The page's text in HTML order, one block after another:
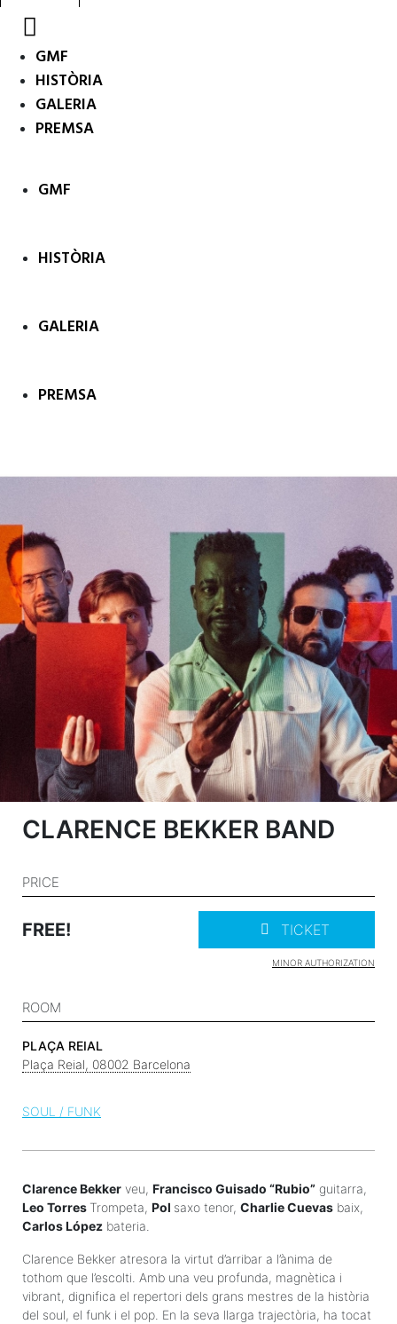
GMF
HISTÒRIA
GALERIA
PREMSA
GMF
HISTÒRIA
GALERIA
PREMSA
CLARENCE BEKKER BAND
PRICE
FREE! TICKET
MINOR AUTHORIZATION
ROOM
PLAÇA REIAL
Plaça Reial, 08002 Barcelona
SOUL / FUNK
Clarence Bekker veu, Francisco Guisado “Rubio” guitarra,
Leo Torres Trompeta, Pol saxo tenor, Charlie Cuevas baix,
Carlos López bateria.
Clarence Bekker atresora la virtut d’arribar a l’ànima de
tothom que l’escolti. Amb una veu profunda, magnètica i
vibrant, dignifica el repertori dels grans mestres de la història
del soul, el funk i el pop. En la seva llarga trajectòria, ha tocat